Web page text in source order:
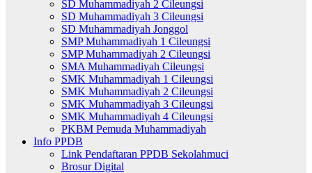
SD Muhammadiyah 2 Cileungsi
SD Muhammadiyah 3 Cileungsi
SD Muhammadiyah Jonggol
SMP Muhammadiyah 1 Cileungsi
SMP Muhammadiyah 2 Cileungsi
SMA Muhammadiyah Cileungsi
SMK Muhammadiyah 1 Cileungsi
SMK Muhammadiyah 2 Cileungsi
SMK Muhammadiyah 3 Cileungsi
SMK Muhammadiyah 4 Cileungsi
PKBM Pemuda Muhammadiyah
Info PPDB
Link Pendaftaran PPDB Sekolahmuci
Brosur Digital